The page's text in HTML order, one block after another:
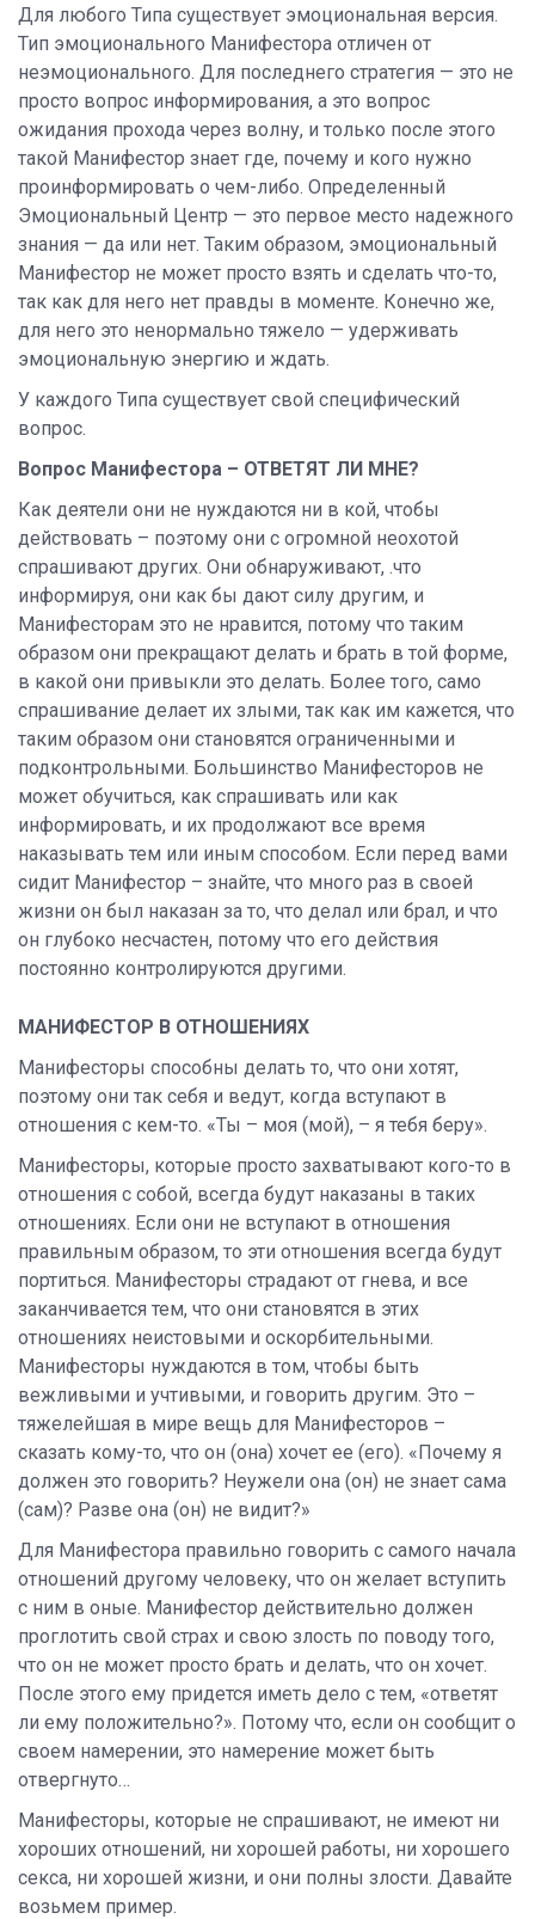
Для любого Типа существует эмоциональная версия.
Тип эмоционального Манифестора отличен от
неэмоционального. Для последнего стратегия — это не
просто вопрос информирования, а это вопрос
ожидания прохода через волну, и только после этого
такой Манифестор знает где, почему и кого нужно
проинформировать о чем-либо. Определенный
Эмоциональный Центр — это первое место надежного
знания — да или нет. Таким образом, эмоциональный
Манифестор не может просто взять и сделать что-то,
так как для него нет правды в моменте. Конечно же,
для него это ненормально тяжело — удерживать
эмоциональную энергию и ждать.
У каждого Типа существует свой специфический
вопрос.
Вопрос Манифестора – ОТВЕТЯТ ЛИ МНЕ?
Как деятели они не нуждаются ни в кой, чтобы
действовать – поэтому они с огромной неохотой
спрашивают других. Они обнаруживают, .что
информируя, они как бы дают силу другим, и
Манифесторам это не нравится, потому что таким
образом они прекращают делать и брать в той форме,
в какой они привыкли это делать. Более того, само
спрашивание делает их злыми, так как им кажется, что
таким образом они становятся ограниченными и
подконтрольными. Большинство Манифесторов не
может обучиться, как спрашивать или как
информировать, и их продолжают все время
наказывать тем или иным способом. Если перед вами
сидит Манифестор – знайте, что много раз в своей
жизни он был наказан за то, что делал или брал, и что
он глубоко несчастен, потому что его действия
постоянно контролируются другими.
МАНИФЕСТОР В ОТНОШЕНИЯХ
Манифесторы способны делать то, что они хотят,
поэтому они так себя и ведут, когда вступают в
отношения с кем-то. «Ты – моя (мой), – я тебя беру».
Манифесторы, которые просто захватывают кого-то в
отношения с собой, всегда будут наказаны в таких
отношениях. Если они не вступают в отношения
правильным образом, то эти отношения всегда будут
портиться. Манифесторы страдают от гнева, и все
заканчивается тем, что они становятся в этих
отношениях неистовыми и оскорбительными.
Манифесторы нуждаются в том, чтобы быть
вежливыми и учтивыми, и говорить другим. Это –
тяжелейшая в мире вещь для Манифесторов –
сказать кому-то, что он (она) хочет ее (его). «Почему я
должен это говорить? Неужели она (он) не знает сама
(сам)? Разве она (он) не видит?»
Для Манифестора правильно говорить с самого начала
отношений другому человеку, что он желает вступить
с ним в оные. Манифестор действительно должен
проглотить свой страх и свою злость по поводу того,
что он не может просто брать и делать, что он хочет.
После этого ему придется иметь дело с тем, «ответят
ли ему положительно?». Потому что, если он сообщит о
своем намерении, это намерение может быть
отвергнуто…
Манифесторы, которые не спрашивают, не имеют ни
хороших отношений, ни хорошей работы, ни хорошего
секса, ни хорошей жизни, и они полны злости. Давайте
возьмем пример.